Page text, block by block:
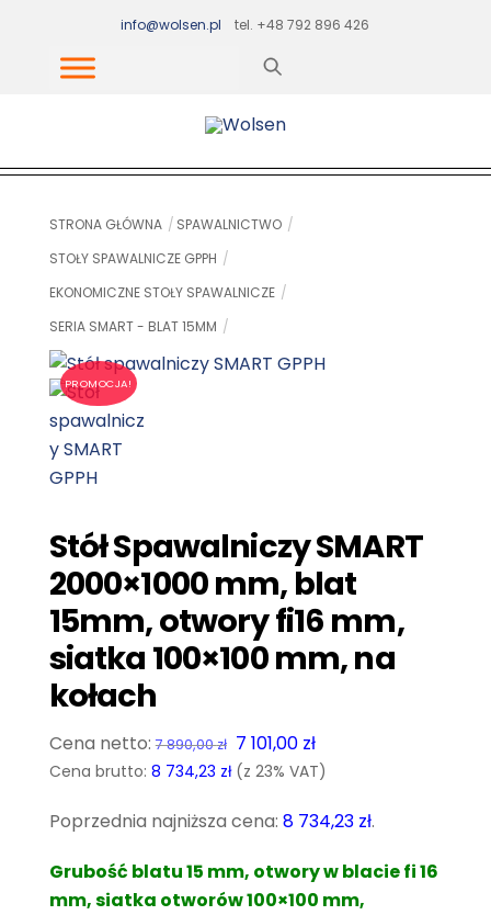
content
info@wolsen.pl tel. +48 792 896 426
STRONA GŁÓWNA
SPAWALNICTWO
STOŁY SPAWALNICZE GPPH
EKONOMICZNE STOŁY SPAWALNICZE
SERIA SMART - BLAT 15MM
PROMOCJA!
Stół Spawalniczy SMART
2000×1000 mm, blat
15mm, otwory fi16 mm,
siatka 100×100 mm, na
kołach
7 890,00zł Pierwotna
cena
7
7 101,00 złAktualna
cena
7
Cena brutto: 8 734,23 zł(z 23% VAT)
Poprzednia najniższa cena: 8 734,23 zł.
Grubość blatu 15 mm, otwory w blacie fi 16
mm, siatka otworów 100×100 mm,